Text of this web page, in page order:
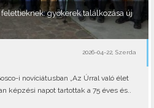
gyökerek találkozása új
2026-04-22, Szerda
i novíciátusban „Az Úrral való élet
képzési napot tartottak a 75 éves és..